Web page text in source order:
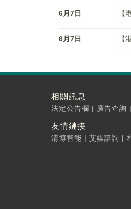
6月7日 【
6月7日 【
相關訊息
法定公告欄 | 廣告查詢 |
友情鏈接
清博智能 | 艾媒諮詢 |